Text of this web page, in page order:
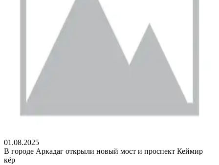
01.08.2025
В городе Аркадаг открыли новый мост и проспект Кеймир
кёр